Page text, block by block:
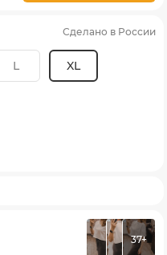
Сделано в России
L XL
37+